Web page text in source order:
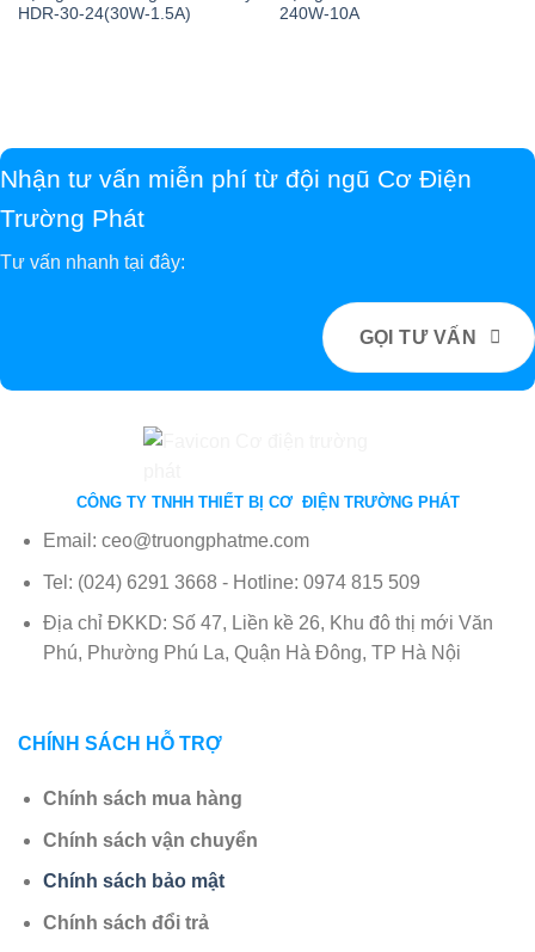
HDR-30-24(30W-1.5A)
240W-10A
Nhận tư vấn miễn phí từ đội ngũ Cơ Điện
Trường Phát
Tư vấn nhanh tại đây:
GỌI TƯ VẤN
CÔNG TY TNHH THIẾT BỊ CƠ ĐIỆN TRƯỜNG PHÁT
Email: ceo@truongphatme.com
Tel: (024) 6291 3668 - Hotline: 0974 815 509
Địa chỉ ĐKKD: Số 47, Liền kề 26, Khu đô thị mới Văn
Phú, Phường Phú La, Quận Hà Đông, TP Hà Nội
CHÍNH SÁCH HỖ TRỢ
Chính sách mua hàng
Chính sách vận chuyển
Chính sách bảo mật
Chính sách đổi trả